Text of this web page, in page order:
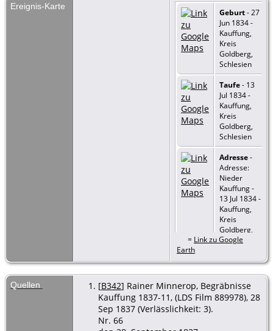
Ereignis-Karte
Geburt- 27
Jun 1834 -
Kauffung,
Kreis
Goldberg,
Schlesien
Taufe- 13
Jul 1834 -
Kauffung,
Kreis
Goldberg,
Schlesien
Adresse-
Adresse:
Nieder
Kauffung -
13 Jul 1834 -
Kauffung,
Kreis
Goldberg,
Schlesien
Taufe- 13
Kauffung,
Kreis
Goldberg,
= Link zu Google
Earth
Quellen [B342] Rainer Minnerop, Begräbnisse
Kauffung 1837-11, (LDS Film 889978), 28
Sep 1837 (Verlässlichkeit: 3).
Nr. 66